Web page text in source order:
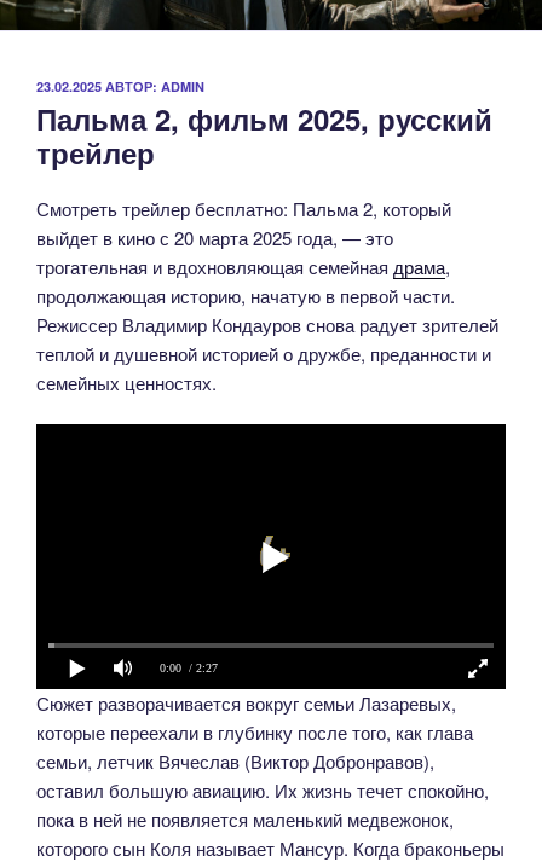
ОПУБЛИКОВАНО
23.02.2025 АВТОР: ADMIN
Пальма 2, фильм 2025, русский
трейлер
Смотреть трейлер бесплатно: Пальма 2, который
выйдет в кино с 20 марта 2025 года, — это
трогательная и вдохновляющая семейная драма,
продолжающая историю, начатую в первой части.
Режиссер Владимир Кондауров снова радует зрителей
теплой и душевной историей о дружбе, преданности и
семейных ценностях.
0:00 / 2:27
Сюжет разворачивается вокруг семьи Лазаревых,
которые переехали в глубинку после того, как глава
семьи, летчик Вячеслав (Виктор Добронравов),
оставил большую авиацию. Их жизнь течет спокойно,
пока в ней не появляется маленький медвежонок,
которого сын Коля называет Мансур. Когда браконьеры